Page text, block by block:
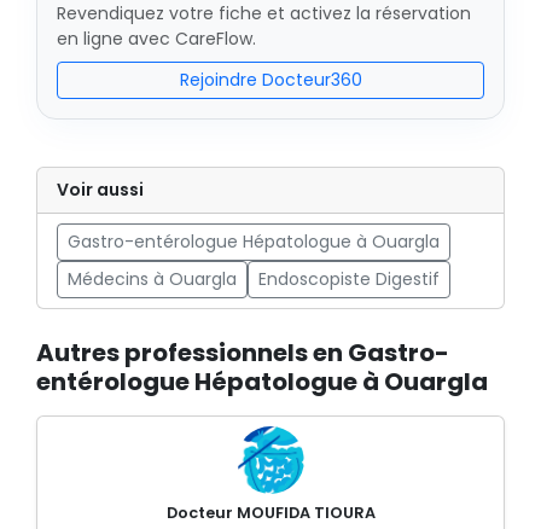
Revendiquez votre fiche et activez la réservation
en ligne avec CareFlow.
Rejoindre Docteur360
Voir aussi
Gastro-entérologue Hépatologue à Ouargla
Médecins à Ouargla
Endoscopiste Digestif
Autres professionnels en Gastro-
entérologue Hépatologue à Ouargla
Docteur MOUFIDA TIOURA